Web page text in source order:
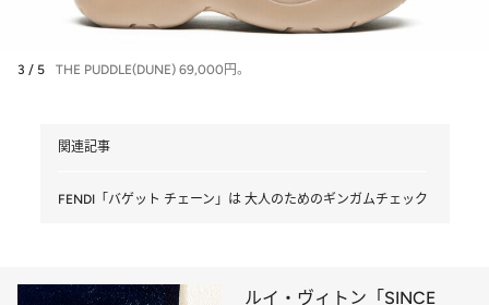
3 / 5 THE PUDDLE(DUNE) 69,000円。
関連記事
FENDI「バゲット チェーン」は 大人のためのギンガムチェック
ルイ・ヴィトン「SINCE